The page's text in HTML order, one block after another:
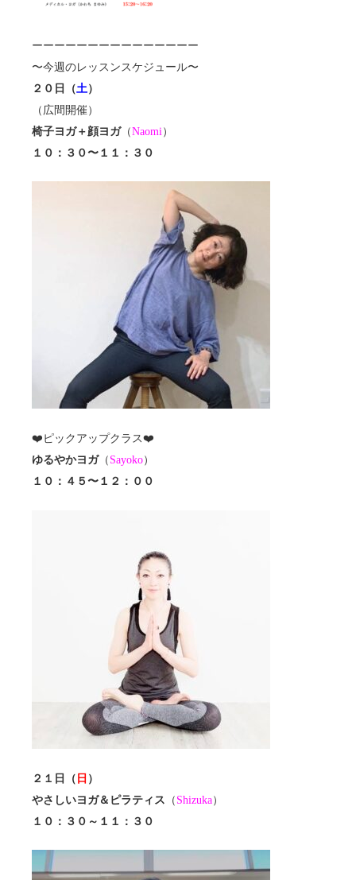
ーーーーーーーーーーーーーーー
〜今週のレッスンスケジュール〜
２０日（土）
（広間開催）
椅子ヨガ＋顔ヨガ（Naomi）
１０：３０〜１１：３０
❤️ピックアップクラス❤️
ゆるやかヨガ（ Sayoko）
１０：４５〜１２：００
２１日（ 日 ）
やさしいヨガ＆ピラティス （ Shizuka）
１０：３０～１１：３０